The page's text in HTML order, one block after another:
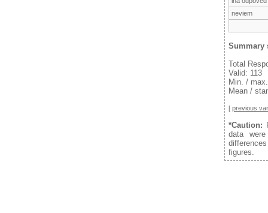
neviem
Summary
Total
Valid: 113
Min. /
Mean /
[ previous
*Caution:
data
figures.